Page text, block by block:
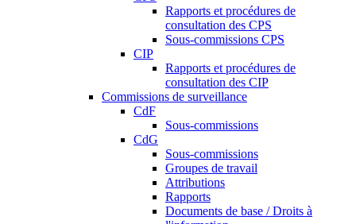
Rapports et procédures de
consultation des CPS
Sous-commissions CPS
CIP
Rapports et procédures de
consultation des CIP
Commissions de surveillance
CdF
Sous-commissions
CdG
Sous-commissions
Groupes de travail
Attributions
Rapports
Documents de base / Droits à